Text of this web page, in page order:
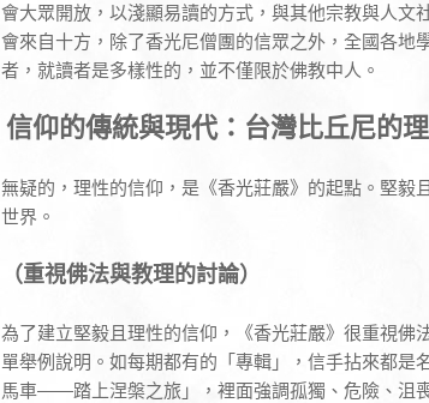
會大眾開放，以淺顯易讀的方式，與其他宗教與人
會來自十方，除了香光尼僧團的信眾之外，全國各地
者，就讀者是多樣性的，並不僅限於佛教中人。
信仰的傳統與現代：台灣比丘尼的
無疑的，理性的信仰，是《香光莊嚴》的起點。堅毅
世界。
（重視佛法與教理的討論）
為了建立堅毅且理性的信仰，《香光莊嚴》很重視
單舉例說明。如每期都有的「專輯」，信手拈來都
馬車——踏上涅槃之旅」，裡面強調孤獨、危險、沮